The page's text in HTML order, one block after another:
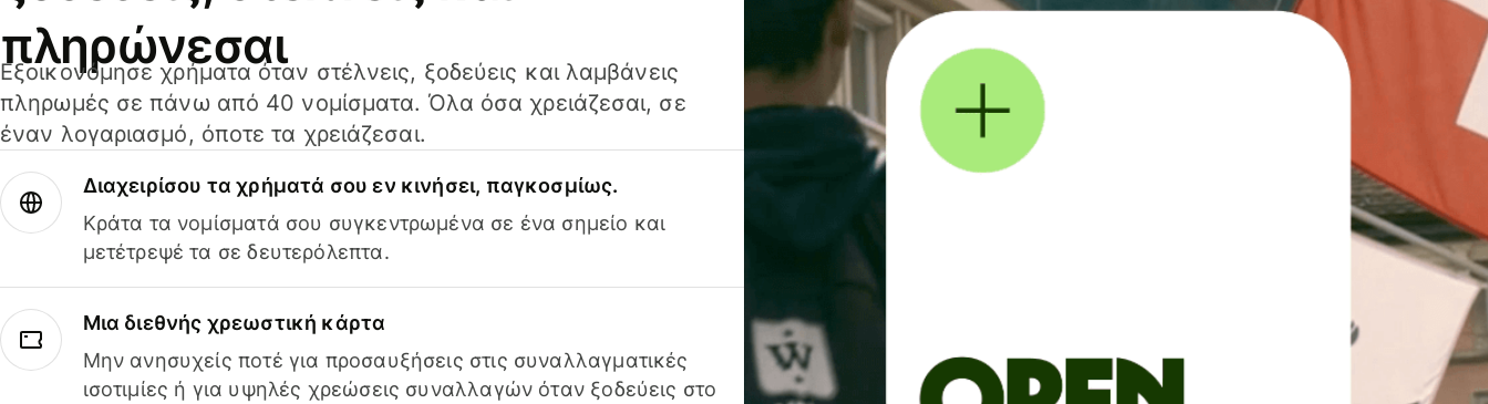
πληρώνεσαι
Εξοικονόμησε χρήματα όταν στέλνεις, ξοδεύεις και λαμβάνεις
πληρωμές σε πάνω από 40 νομίσματα. Όλα όσα χρειάζεσαι, σε
έναν λογαριασμό, όποτε τα χρειάζεσαι.
Διαχειρίσου τα χρήματά σου εν κινήσει, παγκοσμίως.
Κράτα τα νομίσματά σου συγκεντρωμένα σε ένα σημείο και
μετέτρεψέ τα σε δευτερόλεπτα.
Μια διεθνής χρεωστική κάρτα
Μην ανησυχείς ποτέ για προσαυξήσεις στις συναλλαγματικές
ισοτιμίες ή για υψηλές χρεώσεις συναλλαγών όταν ξοδεύεις στο